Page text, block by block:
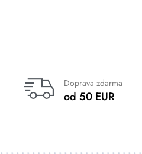
Doprava zdarma
od 50 EUR